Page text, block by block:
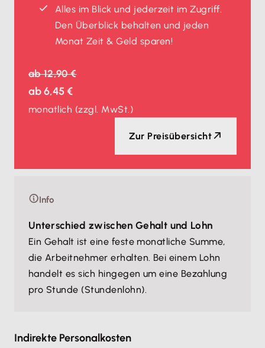
Alles im Blick und jederzeit im Zugriff.
Den Überblick behalten und jeden
Monat Zeit & Geld sparen!
ab12,90 €
ab6,45 €
monatlich (zzgl. MwSt.)
Zur Preisübersicht
Info
Unterschied zwischen Gehalt und Lohn
Ein Gehalt ist eine feste monatliche Summe,
die Arbeitnehmer erhalten. Bei einem Lohn
handelt es sich hingegen um eine Bezahlung
pro Stunde (Stundenlohn).
Indirekte Personalkosten